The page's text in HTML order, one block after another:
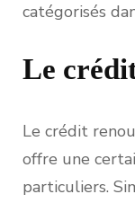
catégorisés
Le
Le crédit
offre une
particuliers.